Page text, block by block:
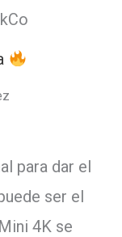
para dar el
ser el
4K se